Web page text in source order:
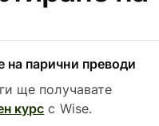
на парични преводи
ще получавате
курс с Wise.